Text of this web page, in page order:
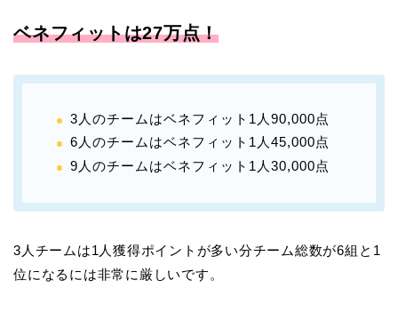
ベネフィットは27万点！
3人のチームはベネフィット1人90,000点
6人のチームはベネフィット1人45,000点
9人のチームはベネフィット1人30,000点
3人チームは1人獲得ポイントが多い分チーム総数が6組と1
位になるには非常に厳しいです。